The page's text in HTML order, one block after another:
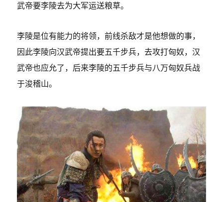
武帝要李陵去为大军运送粮草。
李陵是位有能力的将领，前线杀敌才是他想做的事，
因此李陵向汉武帝提出要五千步兵，去攻打匈奴，汉
武帝也应允了，后来李陵的五千步兵与八万匈奴兵战
于浚稽山。